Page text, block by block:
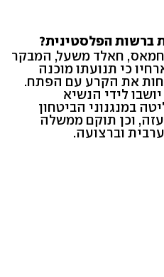
ברשות הפלסטינית?
חאלד משעל, המבקר
כי תנועתו מוכנה
את הקרע עם הפתח.
לידי הנשיא
במנגנוני הביטחון
וכן תוקם ממשלה
וברצועה.